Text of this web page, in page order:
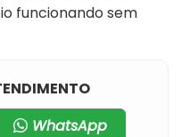
funcionando sem
WhatsApp